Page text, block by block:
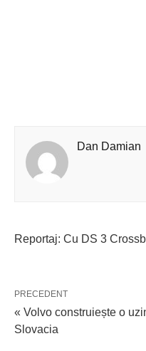
Dan Damian
Reportaj: Cu DS 3
PRECEDENT
« Volvo construiește o
Slovacia